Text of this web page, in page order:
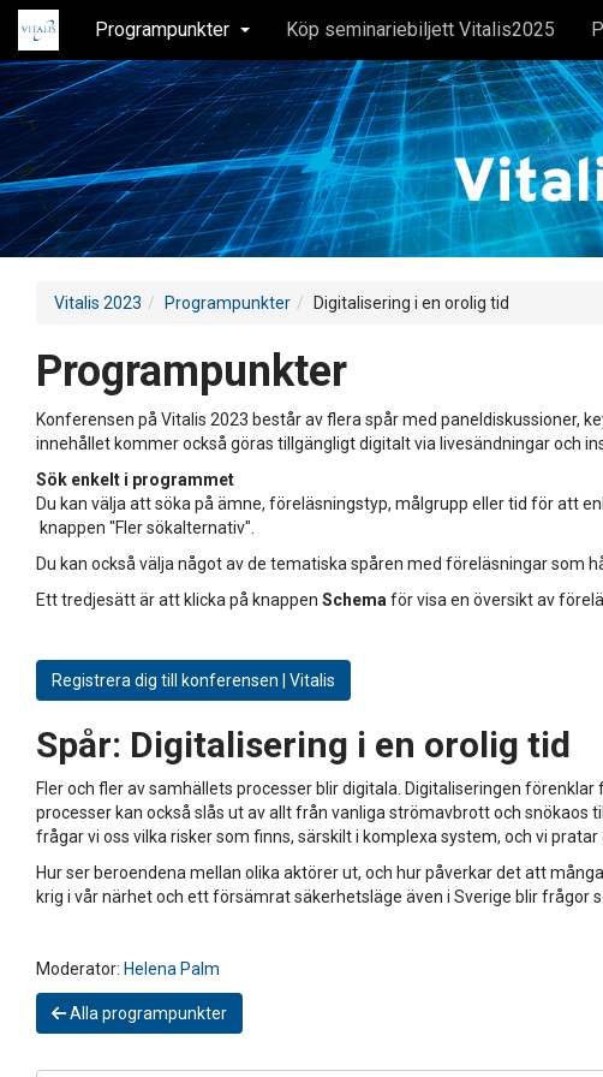
Programpunkter Köp seminariebiljett Vitalis2025
Vitalis 2023 Programpunkter Digitalisering i en orolig tid
Programpunkter
Konferensen på Vitalis 2023 består av flera spår med paneldiskussioner,
innehållet kommer också göras tillgängligt digitalt via livesändningar och
Sök enkelt i programmet
Du kan välja att söka på ämne, föreläsningstyp, målgrupp eller tid för att
knappen "Fler sökalternativ".
Du kan också välja något av de tematiska spåren med föreläsningar som
Ett tredjesätt är att klicka på knappen Schema för visa en översikt av
Registrera dig till konferensen | Vitalis
Spår: Digitalisering i en orolig tid
Fler och fler av samhällets processer blir digitala. Digitaliseringen
processer kan också slås ut av allt från vanliga strömavbrott och
frågar vi oss vilka risker som finns, särskilt i komplexa system, och vi
Hur ser beroendena mellan olika aktörer ut, och hur påverkar det att
krig i vår närhet och ett försämrat säkerhetsläge även i Sverige blir frågor
Moderator: Helena Palm
Alla programpunkter